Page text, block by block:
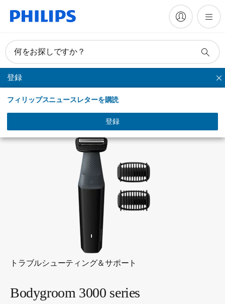
何をお探しですか？
登録
フィリップスニュースレターを購読
登録
シェービング
トラブルシューティング＆サポート
Bodygroom 3000 series